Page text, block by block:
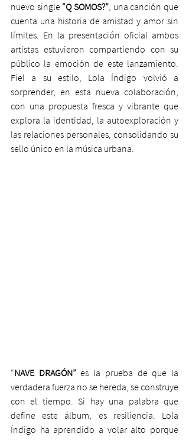
nuevo single “Q SOMOS?”, una canción que
cuenta una historia de amistad y amor sin
límites. En la presentación oficial ambos
artistas estuvieron compartiendo con su
público la emoción de este lanzamiento.
Fiel a su estilo, Lola Índigo volvió a
sorprender, en esta nueva colaboración,
con una propuesta fresca y vibrante que
explora la identidad, la autoexploración y
las relaciones personales, consolidando su
sello único en la música urbana.
“NAVE DRAGÓN” es la prueba de que la
verdadera fuerza no se hereda, se construye
con el tiempo. Si hay una palabra que
define este álbum, es resiliencia. Lola
Índigo ha aprendido a volar alto porque